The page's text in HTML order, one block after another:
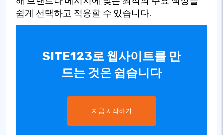
쉽게 선택하고 적용할 수 있습니다.
SITE123로 웹사이트를 만
드는 것은 쉽습니다
지금 시작하기